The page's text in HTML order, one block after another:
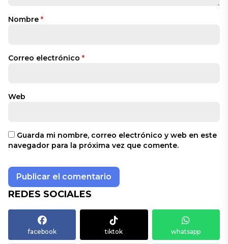
Nombre *
Correo electrónico *
Web
Guarda mi nombre, correo electrónico y web en este
navegador para la próxima vez que comente.
REDES SOCIALES
facebook tiktok whatsapp